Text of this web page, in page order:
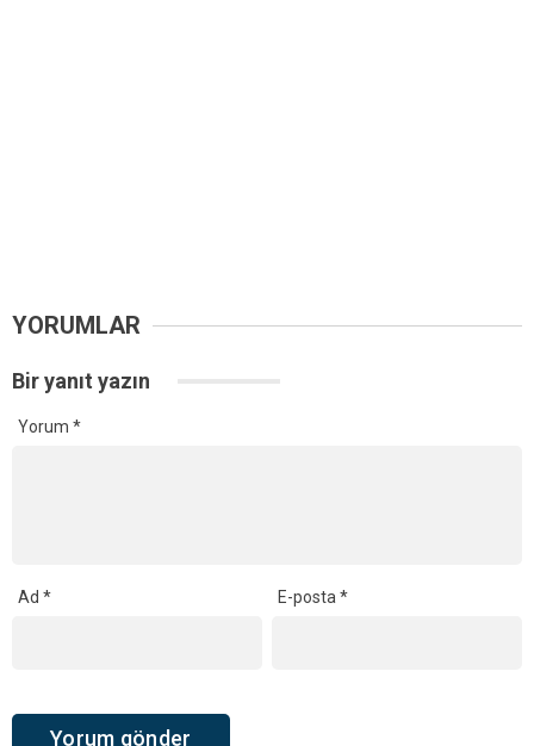
YORUMLAR
Bir yanıt yazın
Yorum *
Ad * E-posta*